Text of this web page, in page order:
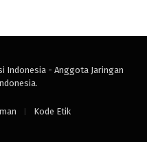
Indonesia - Anggota Jaringan
.
Kode Etik